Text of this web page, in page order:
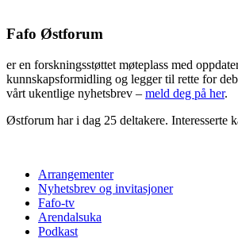
Fafo Østforum
er en forskningsstøttet møteplass med
kunnskapsformidling og legger til rette for
vårt ukentlige nyhetsbrev – meld deg på her.
Østforum har i dag 25 deltakere. Interesserte
Arrangementer
Nyhetsbrev og invitasjoner
Fafo-tv
Arendalsuka
Podkast